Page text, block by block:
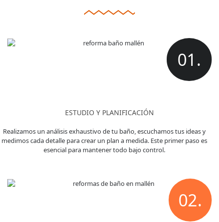
01.
ESTUDIO Y PLANIFICACIÓN
Realizamos un análisis exhaustivo de tu baño, escuchamos tus ideas y
medimos cada detalle para crear un plan a medida. Este primer paso es
esencial para mantener todo bajo control.
02.